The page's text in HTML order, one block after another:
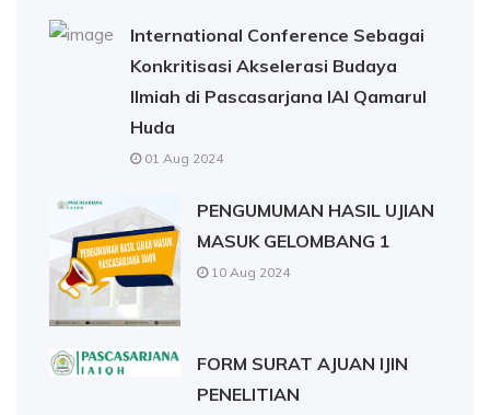
International Conference Sebagai
Konkritisasi Akselerasi Budaya
Ilmiah di Pascasarjana IAI Qamarul
Huda
01 Aug 2024
PENGUMUMAN HASIL UJIAN
MASUK GELOMBANG 1
10 Aug 2024
FORM SURAT AJUAN IJIN
PENELITIAN